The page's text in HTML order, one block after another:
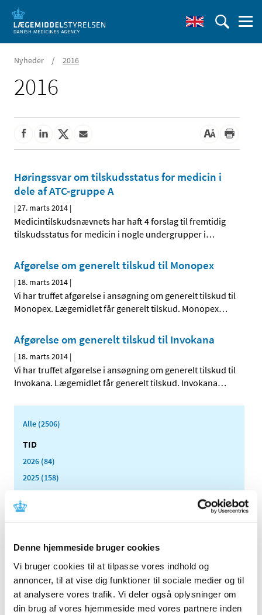
Denne hjemmeside bruger cookies
Vi bruger cookies til at tilpasse vores indhold og
annoncer, til at vise dig funktioner til sociale medier og til
at analysere vores trafik. Vi deler også oplysninger om
din brug af vores hjemmeside med vores partnere inden
Nyheder / 2016
2016
Høringssvar om tilskudsstatus for medicin i
dele af ATC-gruppe A
|27. marts 2014 |
Medicintilskudsnævnets har haft 4 forslag til fremtidig
tilskudsstatus for medicin i nogle undergrupper i…
Afgørelse om generelt tilskud til Monopex
| 18. marts 2014 |
Vi har truffet afgørelse i ansøgning om generelt tilskud til
Monopex. Lægemidlet får generelt tilskud. Monopex…
Afgørelse om generelt tilskud til Invokana
| 18. marts 2014 |
Vi har truffet afgørelse i ansøgning om generelt tilskud til
Invokana. Lægemidlet får generelt tilskud. Invokana…
Alle (2506)
TID
2026 (84)
2025 (158)
2024 (224)
2023 (195)
2022 (197)
2021 (516)
2019 (159)
2018 (150)
2017 (167)